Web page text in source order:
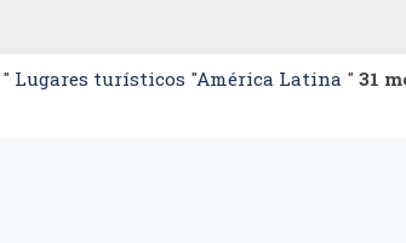
" Lugares turísticos "América Latina " 31